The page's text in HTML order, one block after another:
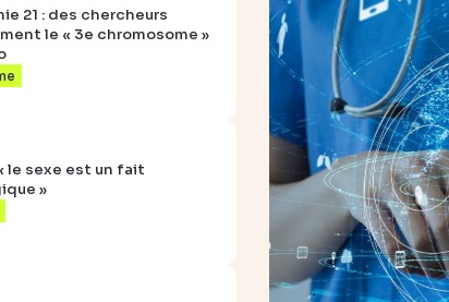
21 : des chercheurs
le « 3e chromosome »
le sexe est un fait
»